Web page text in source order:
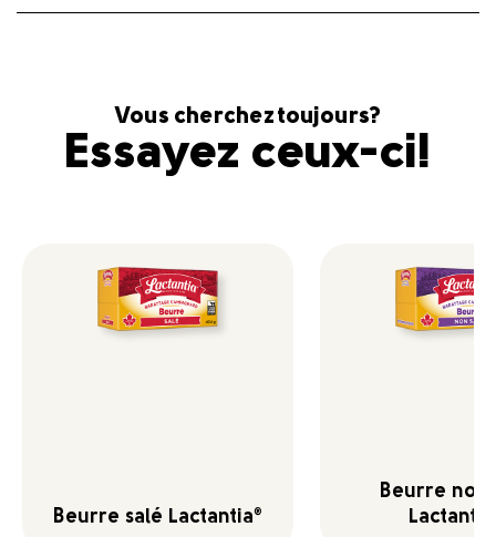
Vous cherchez toujours?
Essayez ceux-ci!
Beurre salé Lactantia®
Beurre non
Lactantia